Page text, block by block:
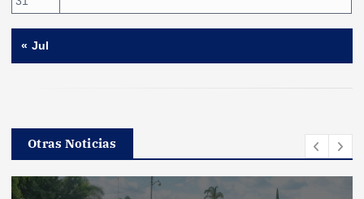
« Jul
Otras Noticias